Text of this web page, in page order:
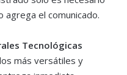
agrega el comunicado.
Tecnológicas
más versátiles y